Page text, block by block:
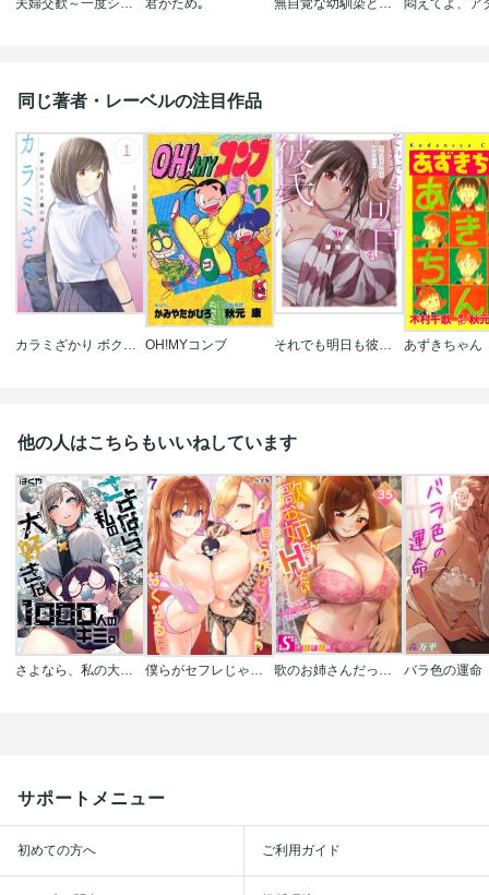
同じ著者・レーベルの注目作品
カラミざかり ボクのほんとと君の嘘 OH!MYコンブ それでも明日も彼氏がいい あずきちゃん
他の人はこちらもいいねしています
さよなら、私の大好きな1000人のキミ。【フルカラー】 僕らがセフレじゃなくなる日 歌のお姉さんだってHしたい～こんな顔､TVの前のみんなには見せられないよ… バラ色の運命
サポートメニュー
初めての方へ ご利用ガイド